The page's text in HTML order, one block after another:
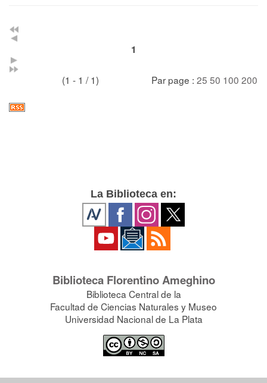
1
(1 - 1 / 1) Par page : 25 50 100 200
La Biblioteca en:
Biblioteca Florentino Ameghino
Biblioteca Central de la
Facultad de Ciencias Naturales y Museo
Universidad Nacional de La Plata